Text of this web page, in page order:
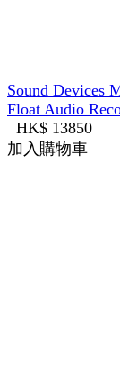
Sound Devices
Float Audio
HK$ 13850
加入購物車